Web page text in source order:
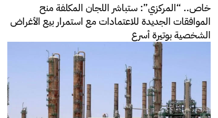
خاص.. “المركزي”: ستباشر اللجان المكلفة منح
الموافقات الجديدة للاعتمادات مع استمرار بيع الأغراض
الشخصية بوتيرة أسرع